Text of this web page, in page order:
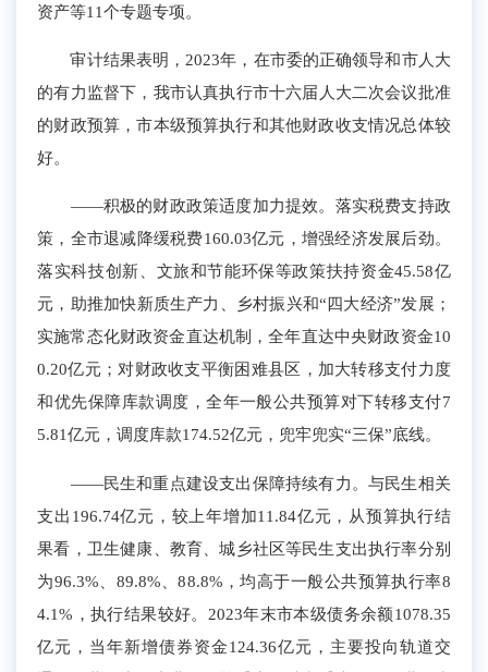
资产等11个专题专项。
审计结果表明，2023年，在市委的正确领导和市人大
的有力监督下， 我市认真执行市十六届人大二次会议批准
的财政预算，市本级预算执行和其他财政收支情况总体较
好。
——积极的财政政策适度加力提效。 落实税费支持政
策，全市退减降缓税费160.03亿元 ，增强经济发展后劲。
落实科技创新、文旅和节能环保等政策扶持资金45.58亿
元，助推加快新质生产力 、 乡村振兴和“四大经济”发展；
实施常态化财政资金直达机制，全年直达中央财政资金10
0.20亿元；对财政收支平衡困难县区，加大转移支付力度
和优先保障库款调度，全年一般公共预算对下转移支付7
5.81亿元，调度库款174.52亿元，兜牢兜实“三保”底线。
——民生和重点建设支出保障持续有力 。与民生相关
支出 196.74亿元，较上年增加11.84亿元， 从预算执行结
果看， 卫生健康、教育、城乡社区等民生支出执行率分别
为96.3%、89.8%、88.8%，均高于一般公共预算执行率8
4.1%，执行结果较好。 2023年末市本级债务余额1078.35
亿元， 当年新增债券资金124.36亿元，主要投向轨道交